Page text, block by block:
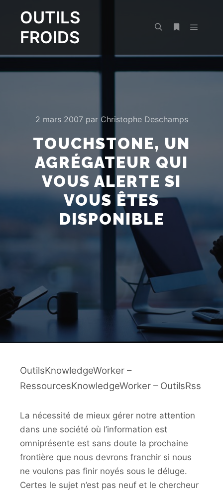
OUTILS
FROIDS
2 mars 2007 par Christophe Deschamps
TOUCHSTONE, UN
AGRÉGATEUR QUI
VOUS ALERTE SI
VOUS ÊTES
DISPONIBLE
OutilsKnowledgeWorker –
RessourcesKnowledgeWorker – OutilsRss
La nécessité de mieux gérer notre attention
dans une société où l’information est
omniprésente est sans doute la prochaine
frontière que nous devrons franchir si nous
ne voulons pas finir noyés sous le déluge.
Certes le sujet n’est pas neuf et le chercheur